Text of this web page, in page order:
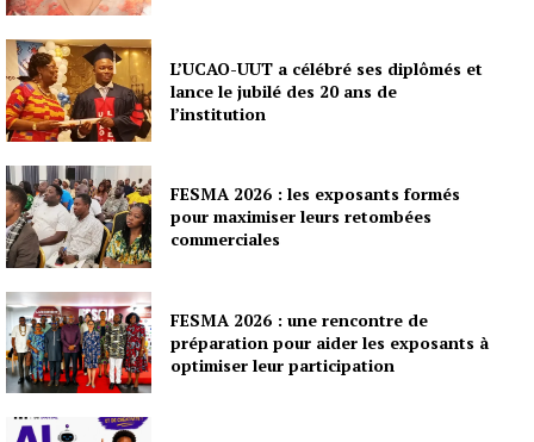
L’UCAO-UUT a célébré ses diplômés et
lance le jubilé des 20 ans de
l’institution
FESMA 2026 : les exposants formés
pour maximiser leurs retombées
commerciales
FESMA 2026 : une rencontre de
préparation pour aider les exposants à
optimiser leur participation